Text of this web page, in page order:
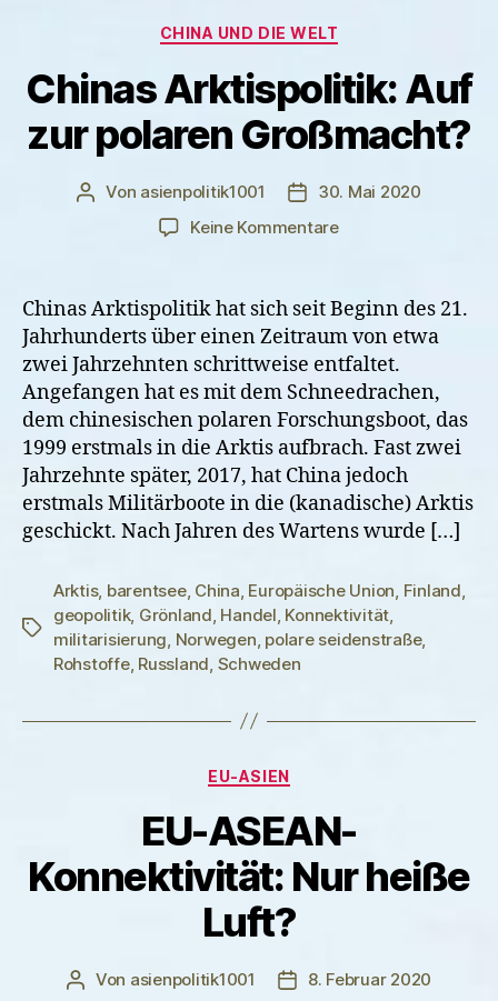
Kategorien
CHINA UND DIE WELT
Chinas Arktispolitik: Auf
zur polaren Großmacht?
Beitragsautor
Von asienpolitik1001 Veröffentlichungsdatum
30. Mai 2020
Keine Kommentarezu
Auf
zur
polaren
Großmacht?
Chinas Arktispolitik hat sich seit Beginn des 21.
Jahrhunderts über einen Zeitraum von etwa
zwei Jahrzehnten schrittweise entfaltet.
Angefangen hat es mit dem Schneedrachen,
dem chinesischen polaren Forschungsboot, das
1999 erstmals in die Arktis aufbrach. Fast zwei
Jahrzehnte später, 2017, hat China jedoch
erstmals Militärboote in die (kanadische) Arktis
geschickt. Nach Jahren des Wartens wurde […]
Schlagwörter
Arktis, barentsee, China Europäische Union Finland
geopolitik, Grönland Handel Konnektivität
militarisierung Norwegen polare seidenstraße,
Rohstoffe, Russland Schweden
Kategorien
EU-ASIEN
EU-ASEAN-
Konnektivität: Nur heiße
Luft?
Beitragsautor
Von asienpolitik1001 Veröffentlichungsdatum
8. Februar 2020